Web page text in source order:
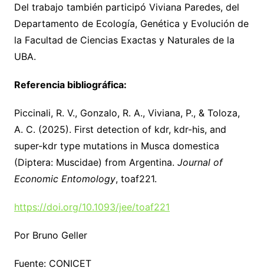
Del trabajo también participó Viviana Paredes, del
Departamento de Ecología, Genética y Evolución de
la Facultad de Ciencias Exactas y Naturales de la
UBA.
Referencia bibliográfica:
Piccinali, R. V., Gonzalo, R. A., Viviana, P., & Toloza,
A. C. (2025). First detection of kdr, kdr-his, and
super-kdr type mutations in Musca domestica
(Diptera: Muscidae) from Argentina. Journal of
Economic Entomology, toaf221.
https://doi.org/10.1093/jee/toaf221
Por Bruno Geller
Fuente: CONICET